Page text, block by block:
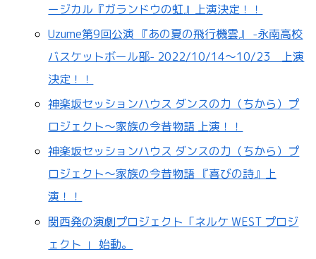
ージカル『ガランドウの虹』上演決定！！
Uzume第9回公演 『あの夏の飛行機雲』 -永南高校
バスケットボール部- 2022/10/14〜10/23 上演
決定！！
神楽坂セッションハウス ダンスの力（ちから）プ
ロジェクト～家族の今昔物語 上演！！
神楽坂セッションハウス ダンスの力（ちから）プ
ロジェクト～家族の今昔物語 『喜びの詩』上
演！！
関西発の演劇プロジェクト「ネルケ WEST プロジ
ェクト 」 始動。